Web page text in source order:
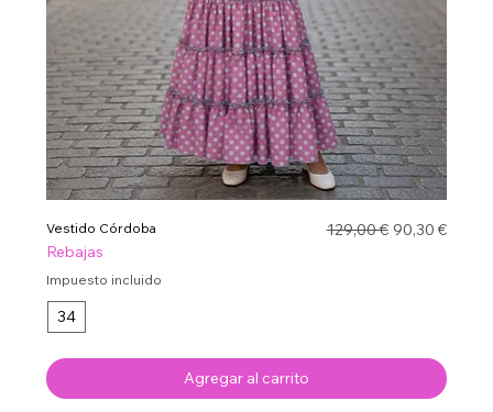
Vestido Córdoba Precio
129,00 € Precio de
90,30 €
Rebajas
Impuesto incluido
34
Agregar al carrito